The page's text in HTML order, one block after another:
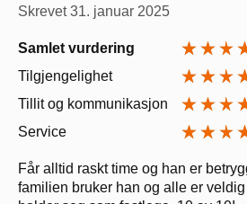
Skrevet31. januar 2025
Samlet vurdering
Tilgjengelighet
Tillit og kommunikasjon
Service
Får alltid raskt time og han er
familien bruker han og alle er